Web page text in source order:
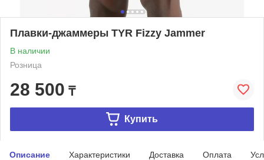
Плавки-джаммеры TYR Fizzy Jammer
В наличии
Розница
28 500 ₸
Купить
Описание Характеристики Доставка Оплата